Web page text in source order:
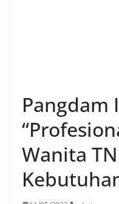
Pangdam
Wanita